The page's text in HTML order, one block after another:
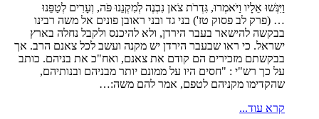
וַיִּגְּשׁוּ אֵלָיו וַיֹּאמְרוּ, גִּדְרֹת צֹאן נִבְנֶה לְמִקְנֵנוּ פֹּה, וְעָרִים לְטַפֵּנוּ
… (פרק לב פסוק טז') בני גד ובני ראובן פונים אל משה רבינו
בבקשה להישאר בעבר הירדן, ולא להיכנס ולקבל נחלה בארץ
ישראל. כי ראו שבעבר הירדן יש מקנה ועשב לכל צאנם הרב. אך
בבקשתם מזכירים הם קודם את צאנם, ואח"כ את בניהם. כותב
על כך רש"י : "חסים היו על ממונם יותר מבניהם ובנותיהם,
שהקדימו מקניהם לטפם, אמר להם משה:…
קרא עוד...